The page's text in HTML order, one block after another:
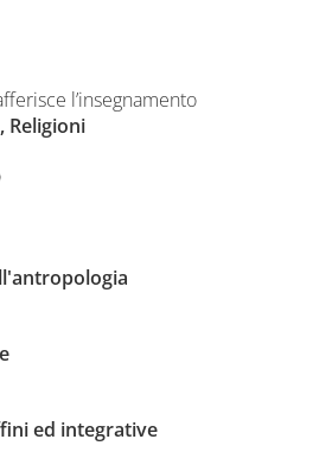
l’insegnamento
Religioni
ed integrative